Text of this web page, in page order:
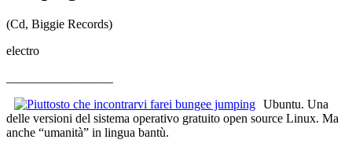
(Cd, Biggie Records)
electro
Ubuntu. Una
delle versioni del sistema operativo gratuito open source Linux. Ma
anche “umanità” in lingua bantù.